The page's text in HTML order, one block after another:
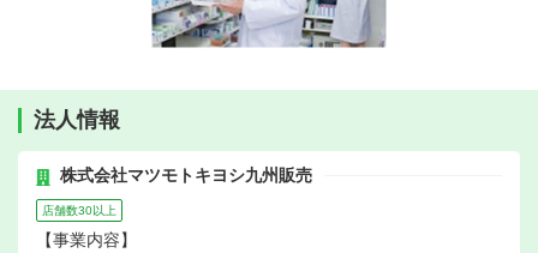
法人情報
株式会社マツモトキヨシ九州販売
店舗数30以上
【事業内容】